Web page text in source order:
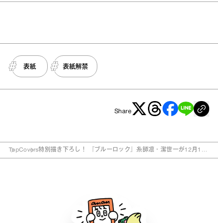
表紙 表紙解禁
Share
TopCovers特別描き下ろし！ 『ブルーロック』糸師凛・潔世一が12月11